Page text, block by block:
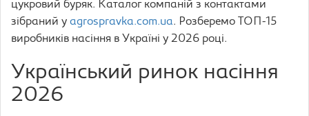
цукровий буряк. Каталог компаній з контактами
зібраний у agrospravka.com.ua. Розберемо ТОП-15
виробників насіння в Україні у 2026 році.
Український ринок насіння
2026